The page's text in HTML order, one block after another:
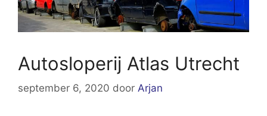
Autosloperij Atlas Utrecht
september 6, 2020 door Arjan